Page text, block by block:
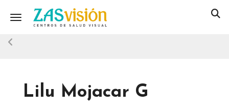
Toggle navigation
Lilu Mojacar G